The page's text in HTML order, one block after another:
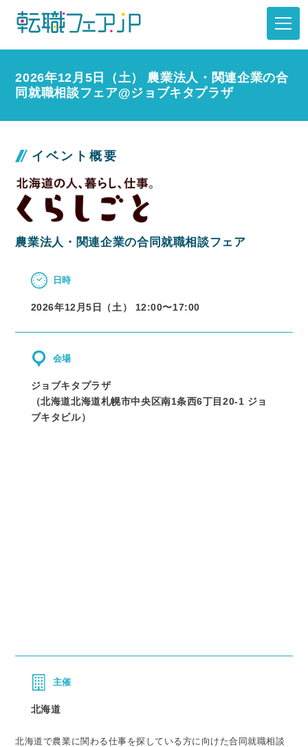
2026年12月5日（土） 農業法人・関連企業の合
同就職相談フェア@ジョブキタプラザ
イベント概要
農業法人・関連企業の合同就職相談フェア
日時
2026年12月5日（土） 12:00〜17:00
会場
ジョブキタプラザ
（北海道北海道札幌市中央区南1条西6丁目20-1 ジョ
ブキタビル）
主催
北海道
北海道で農業に関わる仕事を探している方に向けた合同就職相談